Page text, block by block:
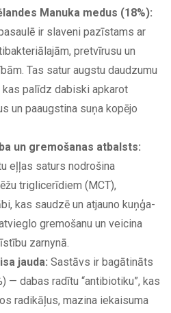
Manuka medus (18%):
ir slaveni pazīstams ar
pretvīrusu un
Tas satur augstu daudzumu
palīdz dabiski apkarot
un paaugstina suņa kopējo
un gremošanas atbalsts:
eļļas saturs nodrošina
triglicerīdiem (MCT),
kas saudzē un atjauno kuņģa-
gremošanu un veicina
zarnynā.
jauda: Sastāvs ir bagātināts
— dabas radītu “antibiotiku”, kas
radikāļus, mazina iekaisuma